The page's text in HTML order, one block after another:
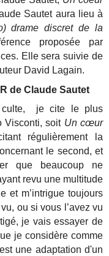
Sautet aura lieu à
drame discret de la
proposée par
Elle sera suivie de
David Lagain.
de Claude Sautet
culte, je cite le plus
Visconti, soit Un cœur
régulièrement la
le second, et
que beaucoup ne
revu une multitude
et m’intrigue toujours
ou si vous l’avez vu
je vais essayer de
je considère comme
une adaptation d'un